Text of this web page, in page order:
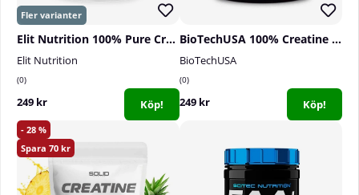
Elit Nutrition 100% Pure Creatine Monohydrate, 300 g
Elit Nutrition
0
249 kr Köp!
BioTechUSA 100% Creatine Monohydrate, 300 g
BioTechUSA
0
249 kr Köp!
28
70